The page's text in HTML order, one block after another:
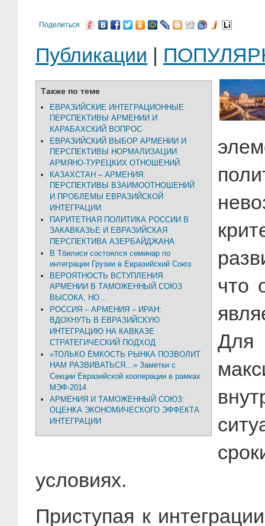
Поделиться
Публикации |
Также по теме
ЕВРАЗИЙСКИЕ ИНТЕГРАЦИОННЫЕ
ПЕРСПЕКТИВЫ АРМЕНИИ И
КАРАБАХСКИЙ ВОПРОС
ЕВРАЗИЙСКИЙ ВЫБОР АРМЕНИИ И
ПЕРСПЕКТИВЫ НОРМАЛИЗАЦИИ
АРМЯНО-ТУРЕЦКИХ ОТНОШЕНИЙ
КАЗАХСТАН – АРМЕНИЯ:
ПЕРСПЕКТИВЫ ВЗАИМООТНОШЕНИЙ
И ПРОБЛЕМЫ ЕВРАЗИЙСКОЙ
ИНТЕГРАЦИИ
ПАРИТЕТНАЯ ПОЛИТИКА РОССИИ В
ЗАКАВКАЗЬЕ И ЕВРАЗИЙСКАЯ
ПЕРСПЕКТИВА АЗЕРБАЙДЖАНА
В Тбилиси состоялся семинар по
интеграции Грузии в Евразийский Союз
ВЕРОЯТНОСТЬ ВСТУПЛЕНИЯ
АРМЕНИИ В ТАМОЖЕННЫЙ СОЮЗ
ВЫСОКА, НО…
РОССИЯ – АРМЕНИЯ – ИРАН:
ВДОХНУТЬ В ЕВРАЗИЙСКУЮ
ИНТЕГРАЦИЮ НА КАВКАЗЕ
СТРАТЕГИЧЕСКИЙ ПОДХОД
«ТОЛЬКО ЁМКОСТЬ РЫНКА ПОЗВОЛИТ
НАМ РАЗВИВАТЬСЯ…» Заметки с
Секции Евразийской кооперации в рамках
МЭФ-2014
АРМЕНИЯ И ТАМОЖЕННЫЙ СОЮЗ:
ОЦЕНКА ЭКОНОМИЧЕСКОГО ЭФФЕКТА
ИНТЕГРАЦИИ
что
Для
условиях.
Приступая к